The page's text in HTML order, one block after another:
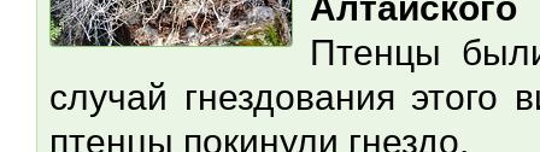
Птенцы
случай гнездования
птенцы покинули гнездо.